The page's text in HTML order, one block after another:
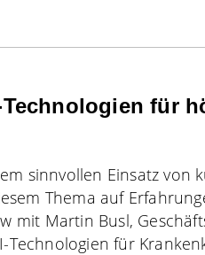
für
sinnvollen Einsatz von
Thema auf
mit Martin Busl,
Technologien für